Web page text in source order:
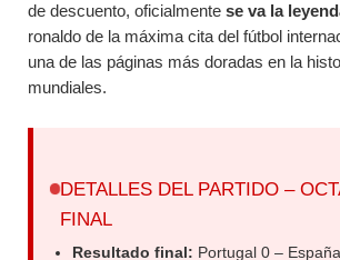
de descuento, oficialmente se va la
ronaldo de la máxima cita del fútbol
una de las páginas más doradas en la
mundiales.
DETALLES DEL PARTIDO –
FINAL
Resultado final: Portugal 0 – España